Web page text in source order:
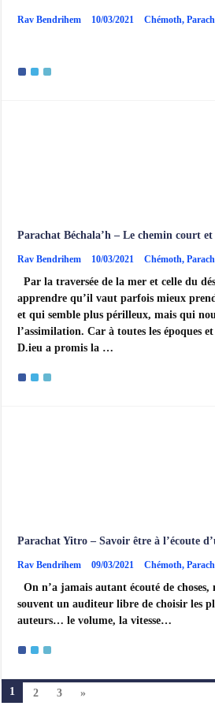
Rav Bendrihem 10/03/2021 Chémoth,
Parachat Béchala’h – Le chemin court
Rav Bendrihem 10/03/2021 Chémoth,
Par la traversée de la mer et celle du
apprendre qu’il vaut parfois mieux
et qui semble plus périlleux, mais qui
l’assimilation. Car à toutes les époques
D.ieu a promis la …
Parachat Yitro – Savoir être à l’écoute
Rav Bendrihem 09/03/2021 Chémoth,
On n’a jamais autant écouté de
souvent un auditeur libre de choisir les
auteurs… le volume, la vitesse…
1 2 3 »